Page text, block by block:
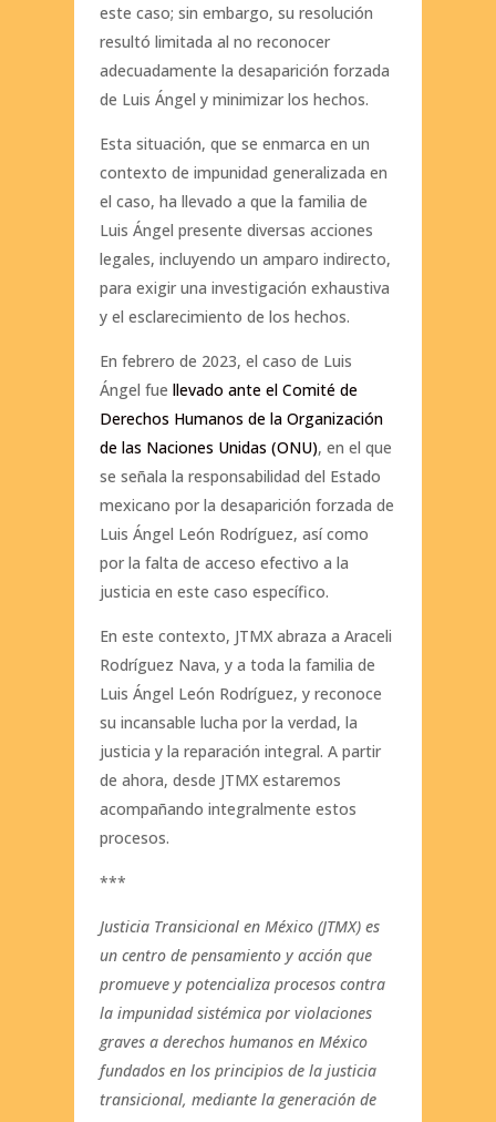
este caso; sin embargo, su resolución
resultó limitada al no reconocer
adecuadamente la desaparición forzada
de Luis Ángel y minimizar los hechos.
Esta situación, que se enmarca en un
contexto de impunidad generalizada en
el caso, ha llevado a que la familia de
Luis Ángel presente diversas acciones
legales, incluyendo un amparo indirecto,
para exigir una investigación exhaustiva
y el esclarecimiento de los hechos.
En febrero de 2023, el caso de Luis
Ángel fue llevado ante el Comité de
Derechos Humanos de la Organización
de las Naciones Unidas (ONU), en el que
se señala la responsabilidad del Estado
mexicano por la desaparición forzada de
Luis Ángel León Rodríguez, así como
por la falta de acceso efectivo a la
justicia en este caso específico.
En este contexto, JTMX abraza a Araceli
Rodríguez Nava, y a toda la familia de
Luis Ángel León Rodríguez, y reconoce
su incansable lucha por la verdad, la
justicia y la reparación integral. A partir
de ahora, desde JTMX estaremos
acompañando integralmente estos
procesos.
***
Justicia Transicional en México (JTMX) es
un centro de pensamiento y acción que
promueve y potencializa procesos contra
la impunidad sistémica por violaciones
graves a derechos humanos en México
fundados en los principios de la justicia
transicional, mediante la generación de